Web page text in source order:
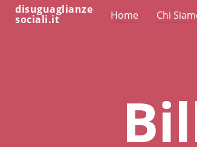
disuguaglianze
sociali.it Home Chi